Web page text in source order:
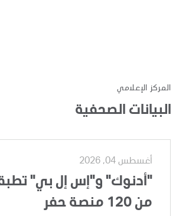
المركز الإعلامي
البيانات الصحفية
أغسطس 04, 2026
"أدنوك" و"إس إل بي"
من 120 منصة حفر